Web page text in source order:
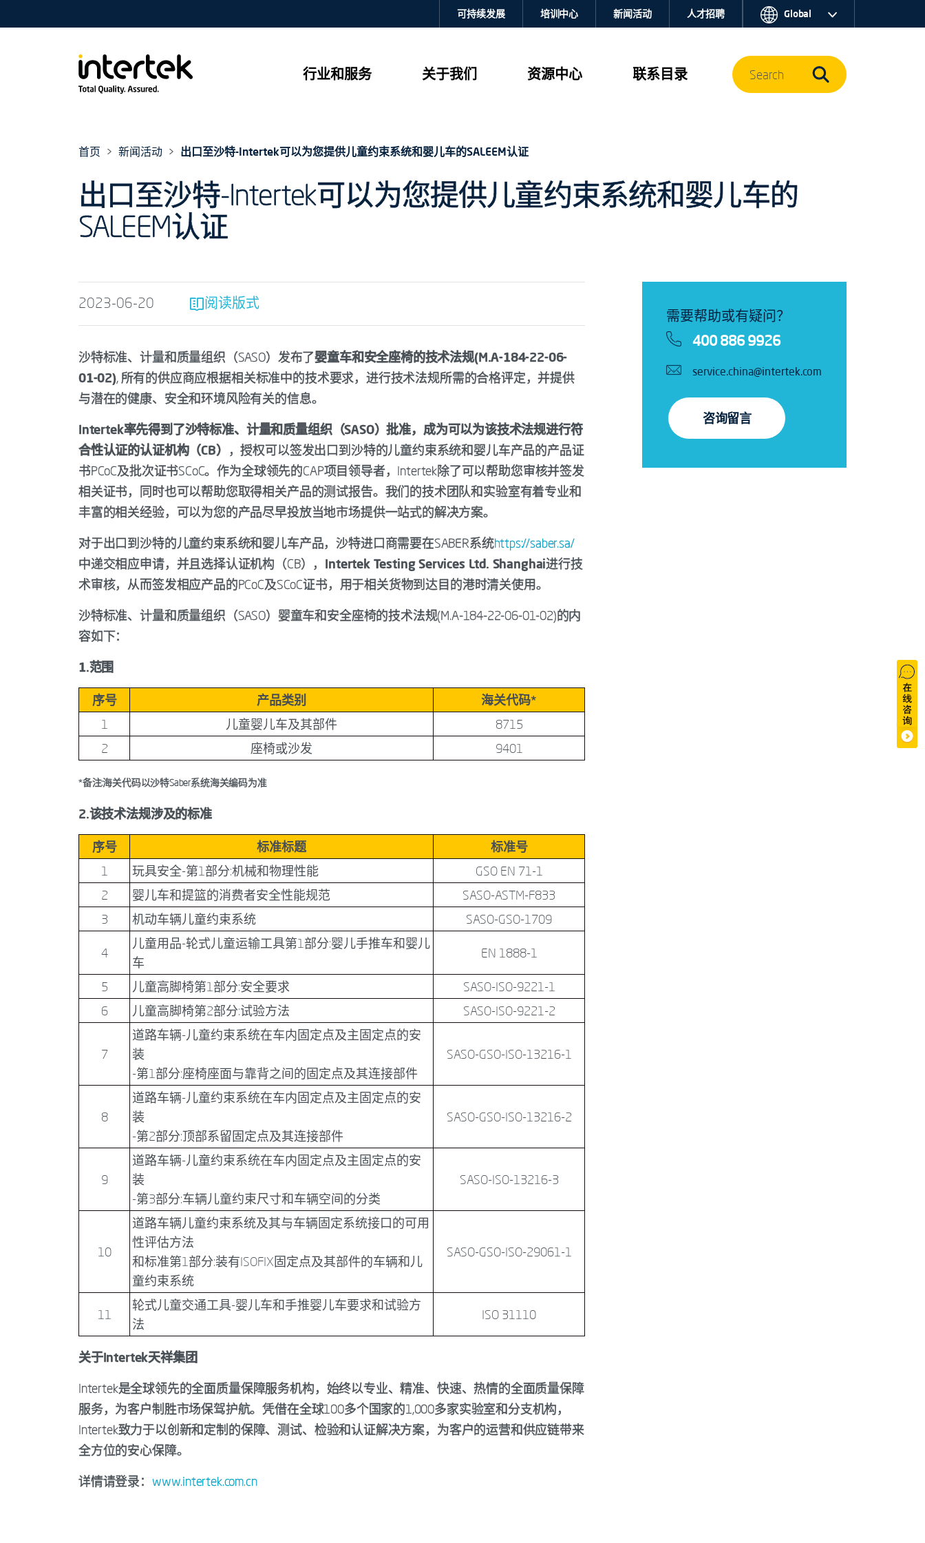
行业和服务 关于我们 资源中心 联系目录
可持续发展 培训中心 新闻活动 人才招聘 Global
Search
首页 新闻活动 出口至沙特-Intertek可以为您提供儿童约束系统和婴儿车的SALEEM认证
出口至沙特-Intertek可以为您提供儿童约束系统和婴儿车的
SALEEM认证
2023-06-20 阅读版式
沙特标准、计量和质量组织（SASO）发布了婴童车和安全座椅的技术法规(M.A-184-22-06-
01-02), 所有的供应商应根据相关标准中的技术要求，进行技术法规所需的合格评定，并提供
与潜在的健康、安全和环境风险有关的信息。
Intertek率先得到了沙特标准、计量和质量组织（SASO）批准，成为可以为该技术法规进行符
合性认证的认证机构（CB）
，授权可以签发出口到沙特的儿童约束系统和婴儿车产品的产品证
书PCoC及批次证书SCoC。作为全球领先的CAP项目领导者，Intertek除了可以帮助您审核并签发
相关证书，同时也可以帮助您取得相关产品的测试报告。我们的技术团队和实验室有着专业和
丰富的相关经验，可以为您的产品尽早投放当地市场提供一站式的解决方案。
对于出口到沙特的儿童约束系统和婴儿车产品，沙特进口商需要在SABER系统https://saber.sa/
中递交相应申请，并且选择认证机构（CB）， Intertek Testing Services Ltd. Shanghai进行技
术审核，从而签发相应产品的PCoC及SCoC证书，用于相关货物到达目的港时清关使用。
沙特标准、计量和质量组织（SASO）婴童车和安全座椅的技术法规(M.A-184-22-06-01-02)的内
容如下：
1.范围
序号 产品类别
海关代码*
1
儿童婴儿车及其部件
8715
2
座椅或沙发 9401
*备注:海关代码以沙特Saber系统海关编码为准
2.该技术法规涉及的标准
序号 标准标题
标准号
1
玩具安全-第1部分:机械和物理性能
GSO EN 71-1
2
婴儿车和提篮的消费者安全性能规范
SASO-ASTM-F833
3
机动车辆儿童约束系统 SASO-GSO-1709
4
儿童用品-轮式儿童运输工具第1部分:婴儿手推车和婴儿
车
EN 1888-1
5 儿童高脚椅第1部分:安全要求
SASO-ISO-9221-1
6
儿童高脚椅第2部分:试验方法 SASO-ISO-9221-2
7
道路车辆-儿童约束系统在车内固定点及主固定点的安
装
-第1部分:座椅座面与靠背之间的固定点及其连接部件
SASO-GSO-ISO-13216-1
8
道路车辆-儿童约束系统在车内固定点及主固定点的安
装
-第2部分:顶部系留固定点及其连接部件
SASO-GSO-ISO-13216-2
9
道路车辆-儿童约束系统在车内固定点及主固定点的安
装
-第3部分:车辆儿童约束尺寸和车辆空间的分类
SASO-ISO-13216-3
10
道路车辆儿童约束系统及其与车辆固定系统接口的可用
性评估方法
和标准第1部分:装有ISOFIX固定点及其部件的车辆和儿
童约束系统
SASO-GSO-ISO-29061-1
11
轮式儿童交通工具-婴儿车和手推婴儿车要求和试验方
法
ISO 31110
关于Intertek天祥集团
Intertek是全球领先的全面质量保障服务机构，始终以专业、精准、快速、热情的全面质量保障
服务，为客户制胜市场保驾护航。凭借在全球100多个国家的1,000多家实验室和分支机构，
Intertek致力于以创新和定制的保障、测试、检验和认证解决方案，为客户的运营和供应链带来
全方位的安心保障。
详情请登录： www.intertek.com.cn
需要帮助或有疑问？
400 886 9926
service.china@intertek.com
咨询留言